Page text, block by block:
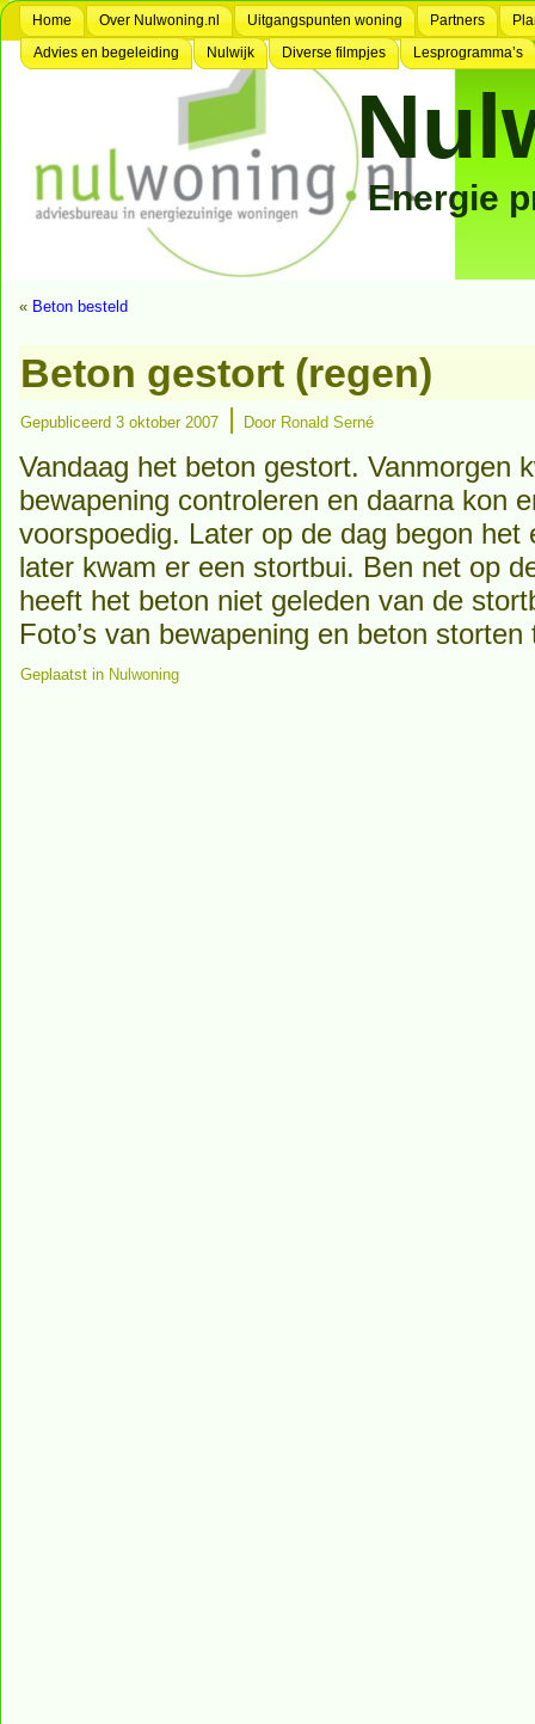
Home Over Nulwoning.nl Uitgangspunten woning Partners
Advies en begeleiding
Nulwijk Diverse filmpjes Lesprogramma’s
Energie
« Beton besteld
Beton gestort (regen)
Gepubliceerd 3 oktober 2007 | Door Ronald Serné
Vandaag het beton gestort. Vanmorgen
bewapening controleren en daarna kon
voorspoedig. Later op de dag begon
later kwam er een stortbui. Ben net op
heeft het beton niet geleden van de
Foto’s van bewapening en beton
Geplaatst in Nulwoning